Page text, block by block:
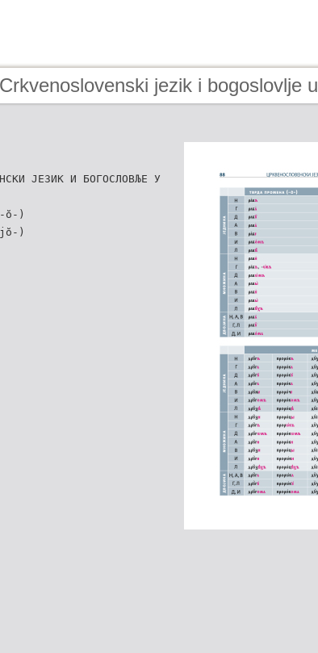
jezik i bogoslovlje u
ЈЕЗИК И БОГОСЛОВЉЕ У
ŏ-)
)